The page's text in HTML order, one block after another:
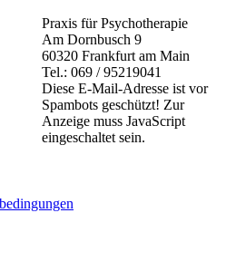
Praxis für Psychotherapie
Am Dornbusch 9
60320 Frankfurt am Main
Tel.: 069 / 95219041
Diese E-Mail-Adresse ist vor
Spambots geschützt! Zur
Anzeige muss JavaScript
eingeschaltet sein.